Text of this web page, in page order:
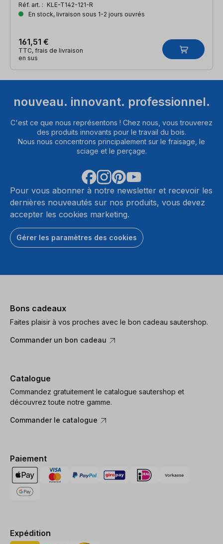
Réf. art. : KLE-T142-121-R
En stock, livraison sous 1-2 jours ouvrés
161,51 €
TTC, frais de livraison
en sus
nouveau. innovant. professionnel.
C'est ce que nous représentons ! Chez nous, vous trouverez
des produits innovants pour le travail du bois.
Nous nous concentrons principalement sur le fraisage, le
sciage et le perçage.
Pour vous abonner à notre newsletter et recevoir les
dernières nouveautés sur nos produits, vous devez
accepter les cookies marketing.
Gérer les paramètres des cookies
Bons cadeaux
Faites plaisir à vos proches avec le bon cadeau sautershop.
Commander un bon cadeau
Catalogue
Commandez gratuitement le catalogue sautershop et
découvrez toute notre gamme.
Commander le catalogue
Paiement
Expédition